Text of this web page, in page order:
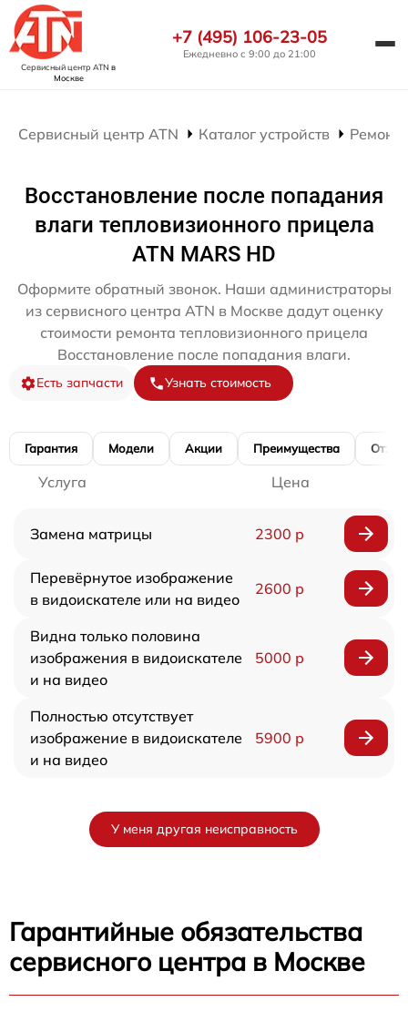
Сервисный центр ATN в
Москве
+7 (495) 106-23-05
Ежедневно с 9:00 до 21:00
Сервисный центр ATN Каталог устройств Ремонт
Восстановление после попадания
влаги тепловизионного прицела
ATN MARS HD
Оформите обратный звонок. Наши администраторы
из сервисного центра ATN в Москве дадут оценку
стоимости ремонта тепловизионного прицела
Восстановление после попадания влаги.
Есть запчасти Узнать стоимость
Гарантия Модели Акции Преимущества
Услуга Цена
Замена матрицы 2300 р
Перевёрнутое изображение
в видоискателе или на видео
2600 р
Видна только половина
изображения в видоискателе
и на видео
5000 р
Полностью отсутствует
изображение в видоискателе
и на видео
5900 р
У меня другая неисправность
Гарантийные обязательства
сервисного центра в Москве